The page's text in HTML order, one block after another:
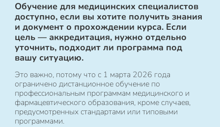
Обучение для медицинских специалистов
доступно, если вы хотите получить знания
и документ о прохождении курса. Если
цель — аккредитация, нужно отдельно
уточнить, подходит ли программа под
вашу ситуацию.
Это важно, потому что с 1 марта 2026 года
ограничено дистанционное обучение по
профессиональным программам медицинского и
фармацевтического образования, кроме случаев,
предусмотренных стандартами или типовыми
программами.